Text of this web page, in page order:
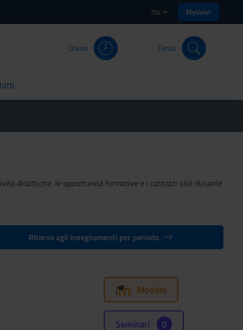
ITA MyUnivr
Orario Cerca
didattiche, le opportunità formative e i contatti utili durante
Ritorna agli insegnamenti per periodo
Moodle
Seminari 0